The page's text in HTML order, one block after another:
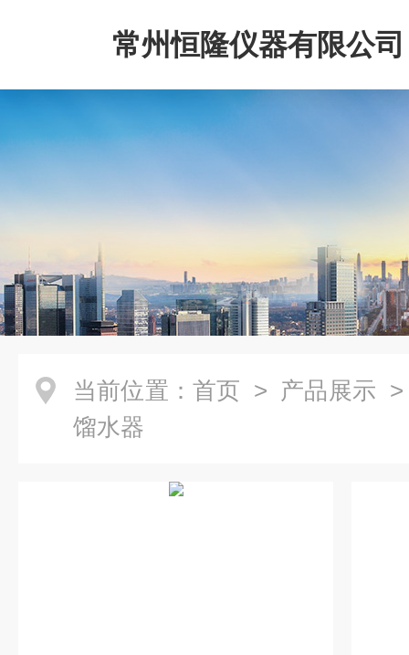
常州恒隆仪器有限公司
当前位置： 首页 > 产品展示
馏水器